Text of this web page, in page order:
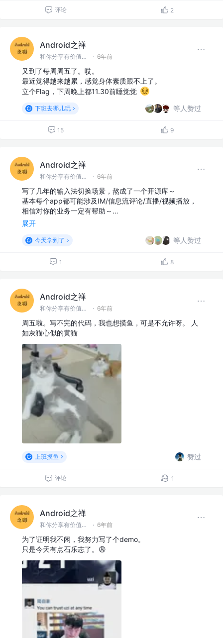
评论 2
Android之禅
和你分享有价值有思考的技术文章 @微信 Ming_Lyan · 6年前
又到了每周周五了。哎。
最近觉得越来越累，感觉身体素质跟不上了。
立个Flag，下周晚上都11.30前睡觉觉
下班去哪儿玩 等人赞过
15 9
Android之禅
和你分享有价值有思考的技术文章 @微信 Ming_Lyan · 6年前
写了几年的输入法切换场景，熬成了一个开源库～
基本每个app都可能涉及IM/信息流评论/直播/视频播放，
相信对你的业务一定有帮助～…
展开
今天学到了 等人赞过
1 8
Android之禅
和你分享有价值有思考的技术文章 @微信 Ming_Lyan · 6年前
周五啦。写不完的代码，我也想摸鱼，可是不允许呀。 人
如灰猫心似的黄猫
上班摸鱼 赞过
评论 1
Android之禅
和你分享有价值有思考的技术文章 @微信 Ming_Lyan · 6年前
为了证明我不闲，我努力写了个demo。
只是今天有点石乐志了。😩